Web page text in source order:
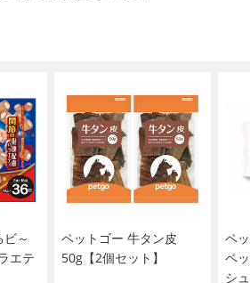
～
エテ
ペットゴー 牛タン皮
50g【2個セット】
ペ
ペ
シ